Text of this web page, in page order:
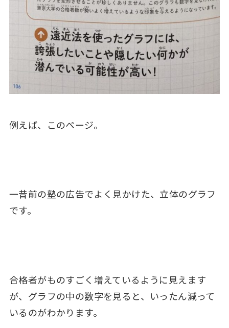
例えば、このページ。
一昔前の塾の広告でよく見かけた、立体のグラフ
です。
合格者がものすごく増えているように見えます
が、グラフの中の数字を見ると、いったん減って
いるのがわかります。